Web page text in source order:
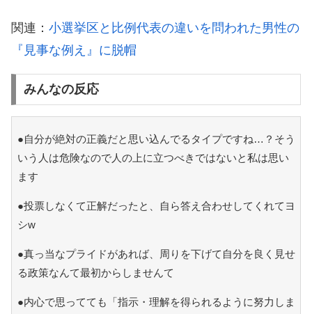
関連： 小選挙区と比例代表の違いを問われた男性の
『見事な例え』に脱帽
みんなの反応
●自分が絶対の正義だと思い込んでるタイプですね…？そう
いう人は危険なので人の上に立つべきではないと私は思い
ます
●投票しなくて正解だったと、自ら答え合わせしてくれてヨ
シw
●真っ当なプライドがあれば、周りを下げて自分を良く見せ
る政策なんて最初からしませんて
●内心で思ってても「指示・理解を得られるように努力しま